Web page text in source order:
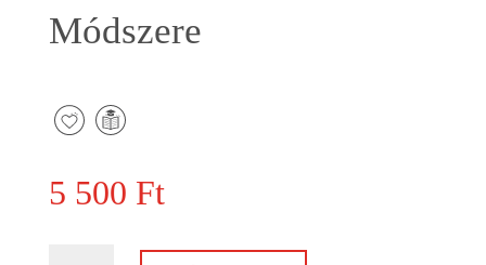
Módszere
5 500 Ft